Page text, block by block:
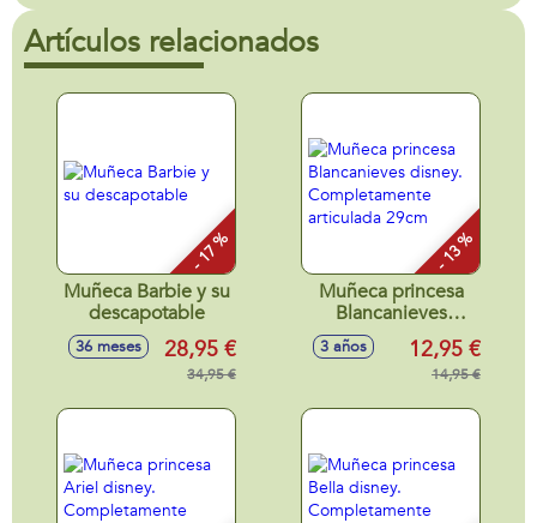
Artículos relacionados
- 17 %
Muñeca Barbie y su
descapotable
36 meses 28,95 €
34,95 €
- 13 %
Muñeca princesa
Blancanieves
disney.
Completamente
articulada 29cm
3 años 12,95 €
14,95 €